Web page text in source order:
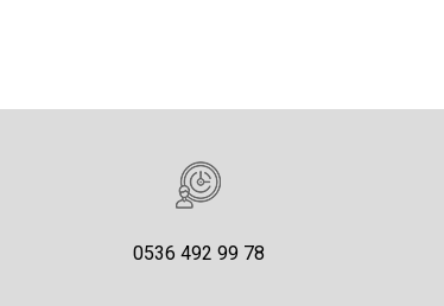
0536 492 99 78